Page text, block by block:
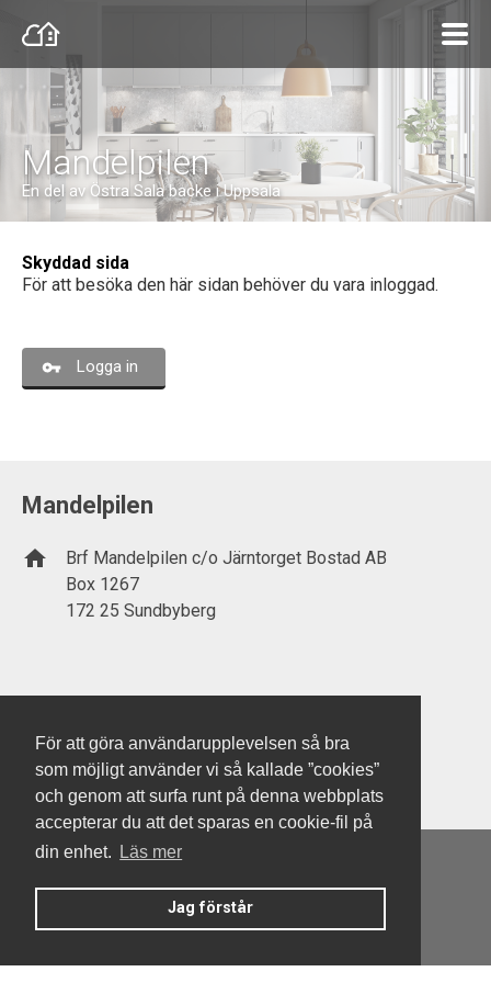
För att göra användarupplevelsen så bra
som möjligt använder vi så kallade ”cookies”
och genom att surfa runt på denna webbplats
accepterar du att det sparas en cookie-fil på
din enhet.
Läs mer
Jag förstår
Mandelpilen
En del av Östra Sala backe i Uppsala
Skyddad sida
För att besöka den här sidan behöver du vara inloggad.
Logga in
Mandelpilen
home
Brf Mandelpilen c/o Järntorget Bostad AB
Box 1267
172 25 Sundbyberg
www.jarntorget.se